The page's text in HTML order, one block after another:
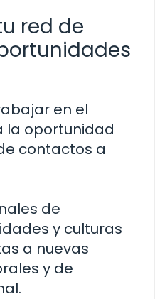
red de
en el
la oportunidad
contactos a
de
y culturas
a nuevas
y de